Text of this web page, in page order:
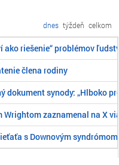
dnes týždeň celkom
ako riešenie“ problémov
člena rodiny
synody: „Hlboko
Wrightom zaznamenal na X
s Downovým